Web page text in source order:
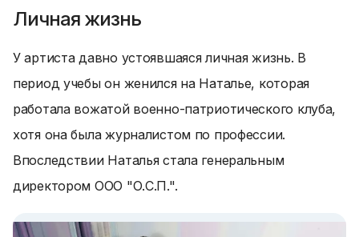
Личная жизнь
У артиста давно устоявшаяся личная жизнь. В
период учебы он женился на Наталье, которая
работала вожатой военно-патриотического клуба,
хотя она была журналистом по профессии.
Впоследствии Наталья стала генеральным
директором ООО "О.С.П.".